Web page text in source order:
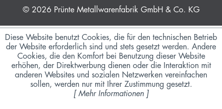
© 2026 Prünte Metallwarenfabrik GmbH & Co. KG
Diese Website benutzt Cookies, die für den technischen Betrieb
der Website erforderlich sind und stets gesetzt werden. Andere
Cookies, die den Komfort bei Benutzung dieser Website
erhöhen, der Direktwerbung dienen oder die Interaktion mit
anderen Websites und sozialen Netzwerken vereinfachen
sollen, werden nur mit Ihrer Zustimmung gesetzt.
[ Mehr Informationen ]